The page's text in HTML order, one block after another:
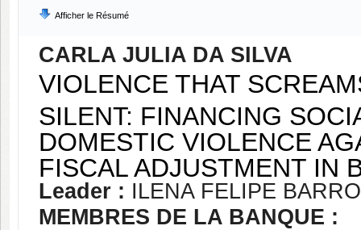
Afficher le Résumé
CARLA JULIA DA SILVA
VIOLENCE THAT
SILENT: FINANCING
DOMESTIC VIOLENCE
FISCAL ADJUSTMENT IN
Leader : ILENA FELIPE
MEMBRES DE LA BANQUE :